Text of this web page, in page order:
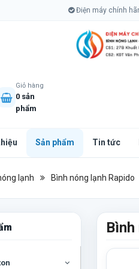
Điện máy chính
Giỏ hàng
0 sản
phẩm
Sản phẩm Tin tức
lạnh Bình nóng lạnh Rapido